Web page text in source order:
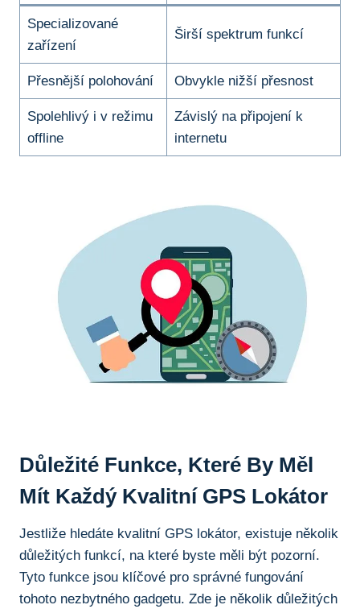
Specializované
zařízení
Širší spektrum funkcí
Přesnější polohování Obvykle nižší přesnost
Spolehlivý i⁤ v režimu
offline
Závislý na připojení k
‍internetu
Důležité ⁣Funkce,⁢ Které By Měl
Mít Každý Kvalitní GPS Lokátor
Jestliže hledáte kvalitní GPS lokátor, ​existuje několik
důležitých funkcí, na ​které byste měli být pozorní.
⁤Tyto funkce jsou klíčové pro správné fungování
tohoto⁢ nezbytného ‌gadgetu. Zde je několik důležitých​